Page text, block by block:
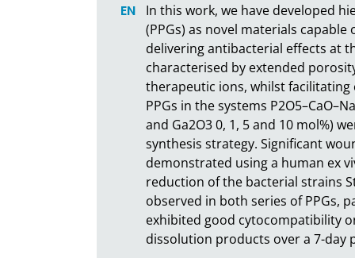
In this work, we have developed
(PPGs) as novel materials
delivering antibacterial effects at
characterised by extended
therapeutic ions, whilst
PPGs in the systems
and Ga2O3 0, 1, 5 and 10 mol%)
synthesis strategy. Significant
demonstrated using a human ex
reduction of the bacterial strains
observed in both series of PPGs,
exhibited good cytocompatibility
dissolution products over a 7-day